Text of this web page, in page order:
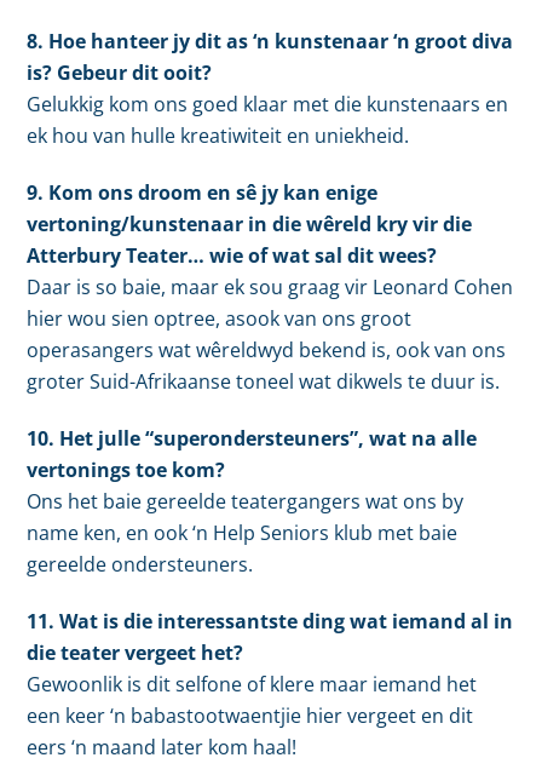
8. Hoe hanteer jy dit as ‘n kunstenaar ‘n groot diva
is? Gebeur dit ooit?
Gelukkig kom ons goed klaar met die kunstenaars en
ek hou van hulle kreatiwiteit en uniekheid.
9. Kom ons droom en sê jy kan enige
vertoning/kunstenaar in die wêreld kry vir die
Atterbury Teater… wie of wat sal dit wees?
Daar is so baie, maar ek sou graag vir Leonard Cohen
hier wou sien optree, asook van ons groot
operasangers wat wêreldwyd bekend is, ook van ons
groter Suid-Afrikaanse toneel wat dikwels te duur is.
10. Het julle “superondersteuners”, wat na alle
vertonings toe kom?
Ons het baie gereelde teatergangers wat ons by
name ken, en ook ‘n Help Seniors klub met baie
gereelde ondersteuners.
11. Wat is die interessantste ding wat iemand al in
die teater vergeet het?
Gewoonlik is dit selfone of klere maar iemand het
een keer ‘n babastootwaentjie hier vergeet en dit
eers ‘n maand later kom haal!